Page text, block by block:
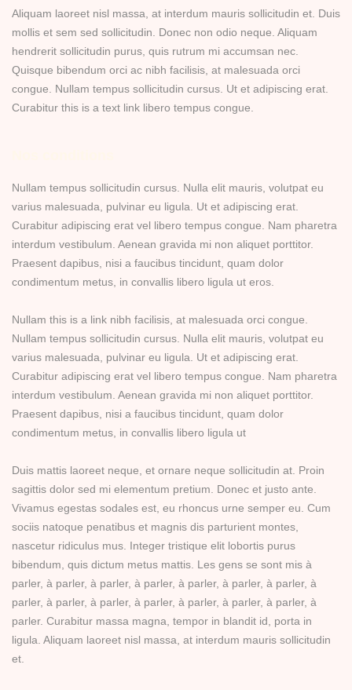
Aliquam laoreet nisl massa, at interdum mauris sollicitudin et. Duis
mollis et sem sed sollicitudin. Donec non odio neque. Aliquam
hendrerit sollicitudin purus, quis rutrum mi accumsan nec.
Quisque bibendum orci ac nibh facilisis, at malesuada orci
congue. Nullam tempus sollicitudin cursus. Ut et adipiscing erat.
Curabitur this is a text link libero tempus congue.
Nullam tempus sollicitudin cursus. Nulla elit mauris, volutpat eu
varius malesuada, pulvinar eu ligula. Ut et adipiscing erat.
Curabitur adipiscing erat vel libero tempus congue. Nam pharetra
interdum vestibulum. Aenean gravida mi non aliquet porttitor.
Praesent dapibus, nisi a faucibus tincidunt, quam dolor
condimentum metus, in convallis libero ligula ut eros.
Nullam this is a link nibh facilisis, at malesuada orci congue.
Nullam tempus sollicitudin cursus. Nulla elit mauris, volutpat eu
varius malesuada, pulvinar eu ligula. Ut et adipiscing erat.
Curabitur adipiscing erat vel libero tempus congue. Nam pharetra
interdum vestibulum. Aenean gravida mi non aliquet porttitor.
Praesent dapibus, nisi a faucibus tincidunt, quam dolor
condimentum metus, in convallis libero ligula ut
Duis mattis laoreet neque, et ornare neque sollicitudin at. Proin
sagittis dolor sed mi elementum pretium. Donec et justo ante.
Vivamus egestas sodales est, eu rhoncus urne semper eu. Cum
sociis natoque penatibus et magnis dis parturient montes,
nascetur ridiculus mus. Integer tristique elit lobortis purus
bibendum, quis dictum metus mattis. Les gens se sont mis à
parler, à parler, à parler, à parler, à parler, à parler, à parler, à
parler, à parler, à parler, à parler, à parler, à parler, à parler, à
parler. Curabitur massa magna, tempor in blandit id, porta in
ligula. Aliquam laoreet nisl massa, at interdum mauris sollicitudin
et.